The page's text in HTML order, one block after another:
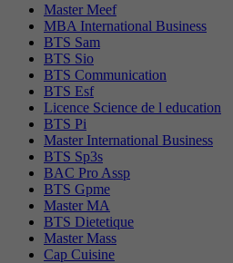
Master Meef
MBA International Business
BTS Sam
BTS Sio
BTS Communication
BTS Esf
Licence Science de l education
BTS Pi
Master International Business
BTS Sp3s
BAC Pro Assp
BTS Gpme
Master MA
BTS Dietetique
Master Mass
Cap Cuisine